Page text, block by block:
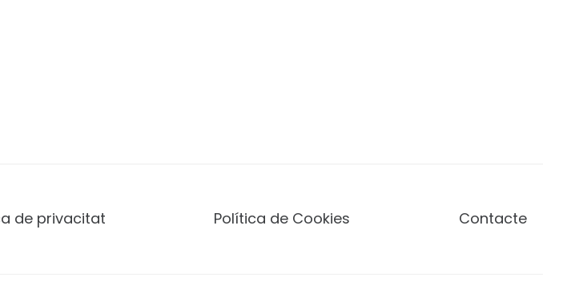
de privacitat Política de Cookies Contacte